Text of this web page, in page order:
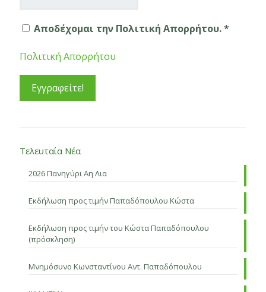
Αποδέχομαι την Πολιτική Απορρήτου. *
Πολιτική Απορρήτου
Τελευταία Νέα
2026 Πανηγύρι Αη Λια
Εκδήλωση προς τιμήν Παπαδόπουλου Κώστα
Εκδήλωση προς τιμήν του Κώστα Παπαδόπουλου
(πρόσκληση)
Μνημόσυνο Κωνσταντίνου Αντ. Παπαδόπουλου